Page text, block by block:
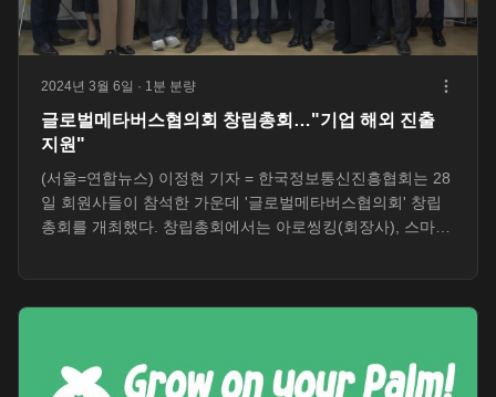
2024년 3월 6일 · 1분 분량
글로벌메타버스협의회 창립총회…"기업 해외 진출
지원"
(서울=연합뉴스) 이정현 기자 = 한국정보통신진흥협회는 28
일 회원사들이 참석한 가운데 '글로벌메타버스협의회' 창립
총회를 개최했다. 창립총회에서는 아로씽킹(회장사), 스마트